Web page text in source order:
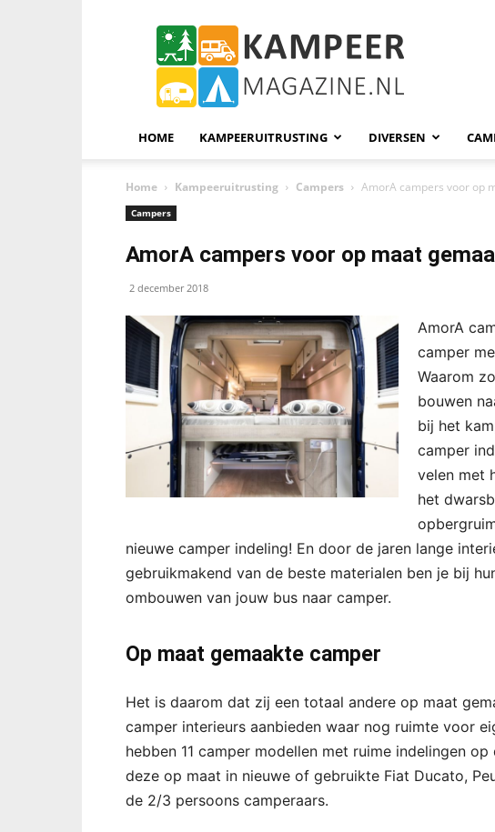
KampeerMagazine
HOME KAMPEERUITRUSTING DIVERSEN
Home Kampeeruitrusting Campers AmorA campers voor op
Campers
AmorA campers voor op maat
2 december 2018
AmorA
camper
Waarom
bouwen
bij het
camper
velen met
het
nieuwe camper indeling! En door de jaren lange
gebruikmakend van de beste materialen ben je bij
ombouwen van jouw bus naar camper.
Op maat gemaakte camper
Het is daarom dat zij een totaal andere op maat
camper interieurs aanbieden waar nog ruimte voor
hebben 11 camper modellen met ruime indelingen
deze op maat in nieuwe of gebruikte Fiat Ducato,
de 2/3 persoons camperaars.